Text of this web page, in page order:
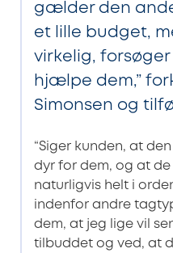
gælder den
et lille budget,
virkelig, forsøger
hjælpe dem,”
Simonsen og
“Siger kunden, at
dyr for dem, og at
naturligvis helt i
indenfor andre
dem, at jeg lige vil
tilbuddet og ved, at